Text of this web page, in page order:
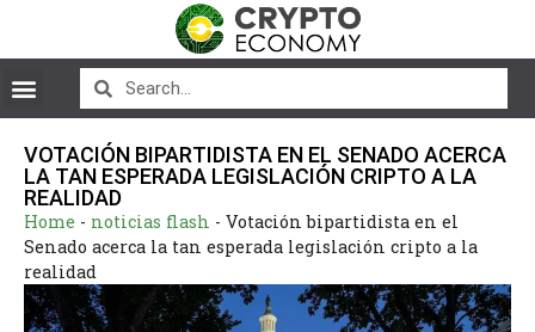
VOTACIÓN BIPARTIDISTA EN EL SENADO ACERCA
LA TAN ESPERADA LEGISLACIÓN CRIPTO A LA
REALIDAD
Home - noticias flash - Votación bipartidista en el
Senado acerca la tan esperada legislación cripto a la
realidad